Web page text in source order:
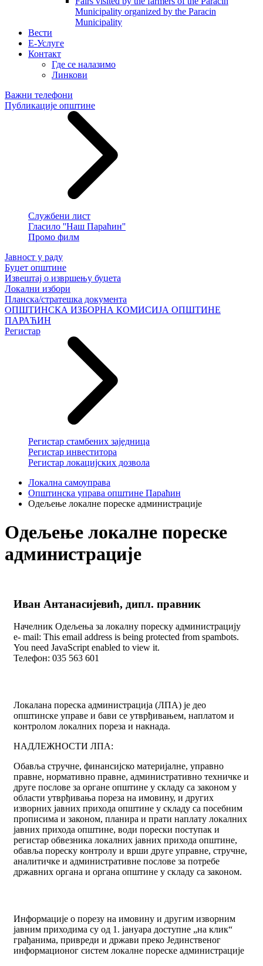
Municipality organized by the Paracin
Municipality
Вести
E-Услуге
Контакт
Где се налазимо
Линкови
Важни телефони
Публикације општине
Службени лист
Гласило ''Наш Параћин''
Промо филм
Јавност у раду
Буџет општине
Извештај о извршењу буџета
Локални избори
Планска/стратешка документа
ОПШТИНСКА ИЗБОРНА КОМИСИЈА ОПШТИНЕ
ПАРАЋИН
Регистар
Регистар стамбених заједница
Регистар инвеститора
Регистар локацијских дозвола
Локална самоуправа
Општинска управа општине Параћин
Одељење локалне пореске администрације
Одељење локалне пореске
администрације
Иван Антанасијевић, дипл. правник
Начелник Одељења за локалну пореску администрацију
e- mail: This email address is being protected from spambots.
You need JavaScript enabled to view it.
Телефон: 035 563 601
Локалана пореска администрација (ЛПА) је део
општинске управе и бави се утврђивањем, наплатом и
контролом локалних пореза и накнада.
НАДЛЕЖНОСТИ ЛПА:
Обавља стручне, финансијско материјалне, управно
правне, нормативно правне, административно техничке и
друге послове за органе општине у складу са законом у
области утврђивања пореза на имовину, и других
изворних јавних прихода општине у складу са посебним
прописима и законом, планира и прати наплату локалних
јавних прихода општине, води порески поступак и
регистар обвезника локалних јавних прихода општине,
обавља пореску контролу и врши друге управне, стручне,
аналитичке и административне послове за потребе
државних органа и органа општине у складу са законом.
Информације о порезу на имовину и другим изворним
јавним приходима су од 1. јануара доступне „на клик“
грађанима, привреди и држави преко Јединственог
информационог систем локалне пореске администрације